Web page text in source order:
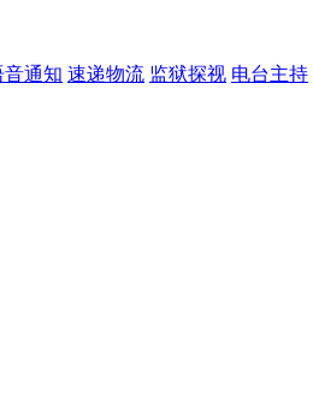
音通知 速递物流 监狱探视 电台主持